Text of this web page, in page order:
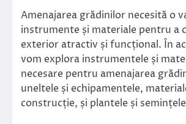
Amenajarea grădinilor necesită o
instrumente și materiale pentru a
exterior atractiv și funcțional. În
vom explora instrumentele și
necesare pentru amenajarea
uneltele și echipamentele,
construcție, și plantele și